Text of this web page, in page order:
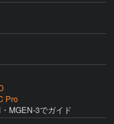
Pro
MGEN-3でガイド